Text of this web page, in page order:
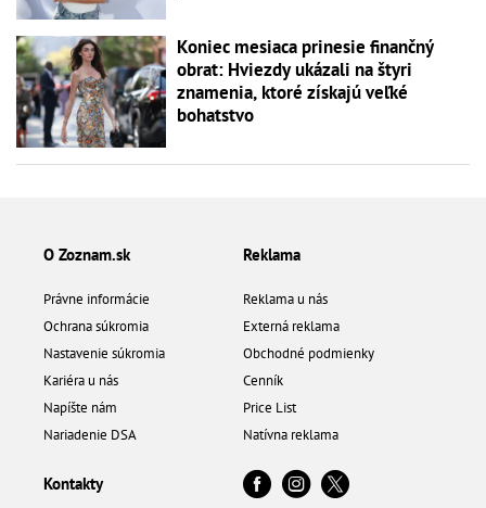
Koniec mesiaca prinesie finančný
obrat: Hviezdy ukázali na štyri
znamenia, ktoré získajú veľké
bohatstvo
O Zoznam.sk
Právne informácie
Ochrana súkromia
Nastavenie súkromia
Kariéra u nás
Napíšte nám
Nariadenie DSA
Reklama
Reklama u nás
Externá reklama
Obchodné podmienky
Cenník
Price List
Natívna reklama
Kontakty